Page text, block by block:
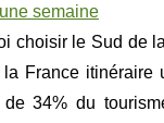
semaine
choisir le Sud de
France itinéraire
de 34% du